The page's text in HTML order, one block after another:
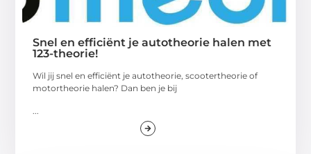
Snel en efficiënt je autotheorie halen met
123-theorie!
Wil jij snel en efficiënt je autotheorie, scootertheorie of
motortheorie halen? Dan ben je bij